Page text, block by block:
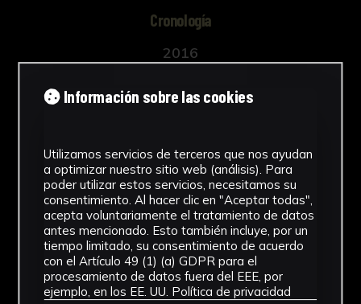
Cronología
2016
Técnica
Impresión digital
Ver más
Descargar Ficha
Información sobre las cookies
Utilizamos servicios de terceros que nos ayudan
a optimizar nuestro sitio web (análisis). Para
poder utilizar estos servicios, necesitamos su
consentimiento. Al hacer clic en "Aceptar todas",
acepta voluntariamente el tratamiento de datos
antes mencionado. Esto también incluye, por un
tiempo limitado, su consentimiento de acuerdo
con el Artículo 49 (1) (a) GDPR para el
procesamiento de datos fuera del EEE, por
ejemplo, en los EE. UU. Política de privacidad